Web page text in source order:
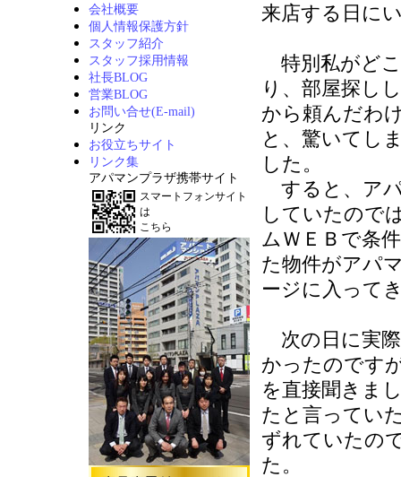
会社概要
個人情報保護方針
スタッフ紹介
スタッフ採用情報
社長BLOG
営業BLOG
お問い合せ(E-mail)
リンク
お役立ちサイト
リンク集
アパマンプラザ携帯サイト
スマートフォンサイト
は
こちら
来店する日に
特別私がど
り、部屋探し
から頼んだわ
と、驚いてし
した。
すると、ア
していたので
ムＷＥＢで条
た物件がアパ
ージに入って
次の日に実
かったのです
を直接聞きま
たと言ってい
ずれていたの
た。